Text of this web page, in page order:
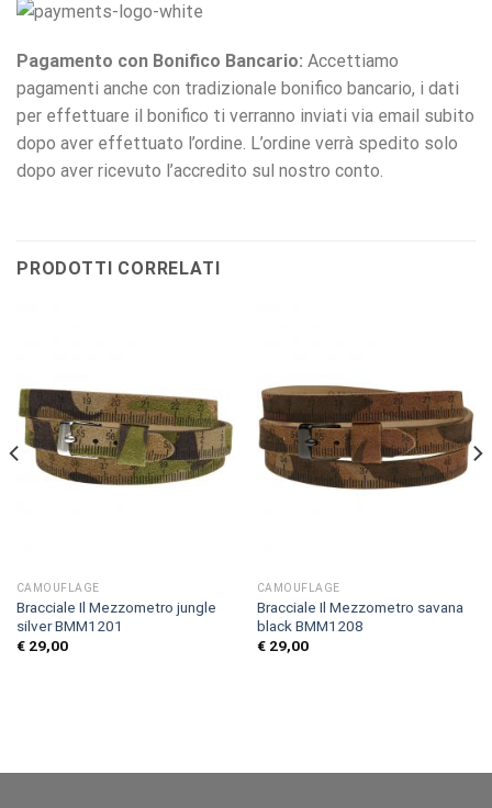
Pagamento con Bonifico Bancario: Accettiamo
pagamenti anche con tradizionale bonifico bancario, i dati
per effettuare il bonifico ti verranno inviati via email subito
dopo aver effettuato l’ordine. L’ordine verrà spedito solo
dopo aver ricevuto l’accredito sul nostro conto.
PRODOTTI CORRELATI
CAMOUFLAGE
Bracciale Il Mezzometro jungle
silver BMM1201
€29,00
CAMOUFLAGE
Bracciale Il Mezzometro savana
black BMM1208
€29,00